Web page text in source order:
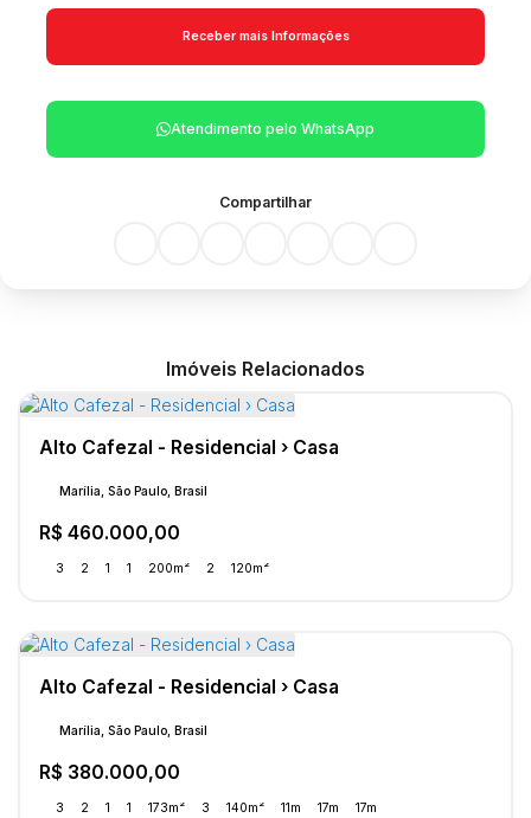
Atendimento pelo WhatsApp
Compartilhar
Imóveis Relacionados
Alto Cafezal - Residencial › Casa
R$ 460.000,00
Marília, São Paulo, Brasil
3 2 1 1 200m² 2 120m²
Alto Cafezal - Residencial › Casa
R$ 380.000,00
Marília, São Paulo, Brasil
3 2 1 1 173m² 3 140m² 11m 17m 17m